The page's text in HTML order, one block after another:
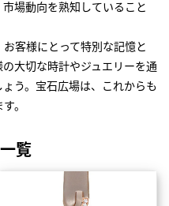
場動向を熟知していること
客様にとって特別な記憶と
大切な時計やジュエリーを通
う。宝石広場は、これからも
。
覧